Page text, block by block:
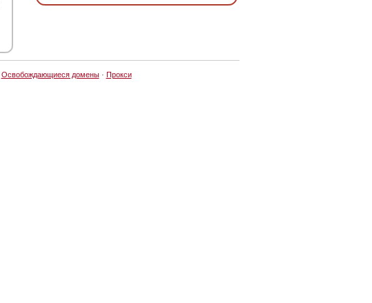
Освобождающиеся домены· Прокси